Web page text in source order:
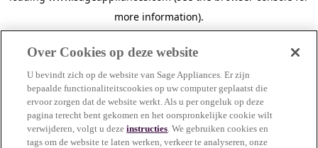
more information).
Over Cookies op deze website
U bevindt zich op de website van Sage Appliances. Er zijn
bepaalde functionaliteitscookies op uw computer geplaatst die
ervoor zorgen dat de website werkt. Als u per ongeluk op deze
pagina terecht bent gekomen en het oorspronkelijke cookie wilt
verwijderen, volgt u dezeinstructies. We gebruiken cookies en
tags om de website te laten werken, verkeer te analyseren, onze